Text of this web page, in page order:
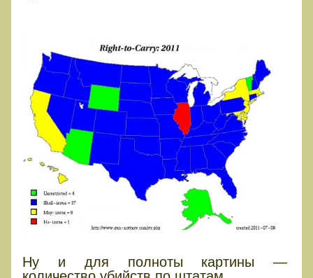
Ну и для полноты картины —